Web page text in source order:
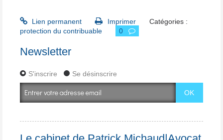
Lien permanent Imprimer
Catégories :
protection du contribuable
0
Newsletter
S'inscrire Se désinscrire